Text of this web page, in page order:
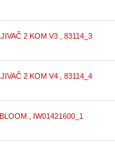
2 KOM V3 , 83114_3
2 KOM V4 , 83114_4
, IW01421600_1